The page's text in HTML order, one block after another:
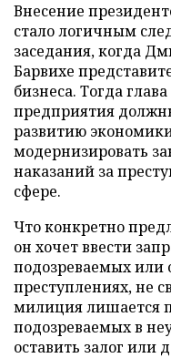
Внесение
стало логичным
заседания, когда
Барвихе
бизнеса. Тогда
предприятия
развитию
модернизировать
наказаний за
сфере.
Что конкретно
он хочет ввести
подозреваемых или
преступлениях, не
милиция лишается
подозреваемых в
оставить залог или